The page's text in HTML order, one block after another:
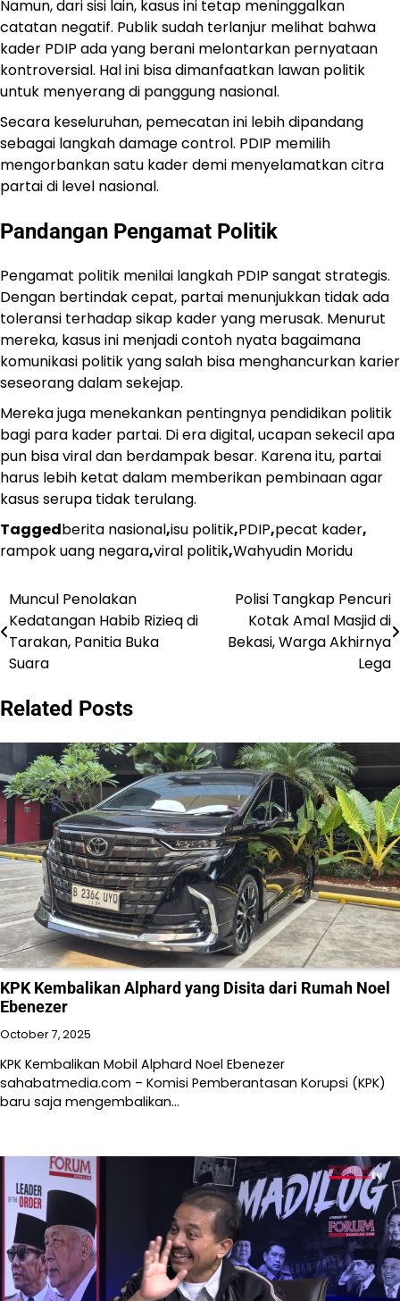
Namun, dari sisi lain, kasus ini tetap meninggalkan
catatan negatif. Publik sudah terlanjur melihat bahwa
kader PDIP ada yang berani melontarkan pernyataan
kontroversial. Hal ini bisa dimanfaatkan lawan politik
untuk menyerang di panggung nasional.
Secara keseluruhan, pemecatan ini lebih dipandang
sebagai langkah damage control. PDIP memilih
mengorbankan satu kader demi menyelamatkan citra
partai di level nasional.
Pandangan Pengamat Politik
Pengamat politik menilai langkah PDIP sangat strategis.
Dengan bertindak cepat, partai menunjukkan tidak ada
toleransi terhadap sikap kader yang merusak. Menurut
mereka, kasus ini menjadi contoh nyata bagaimana
komunikasi politik yang salah bisa menghancurkan karier
seseorang dalam sekejap.
Mereka juga menekankan pentingnya pendidikan politik
bagi para kader partai. Di era digital, ucapan sekecil apa
pun bisa viral dan berdampak besar. Karena itu, partai
harus lebih ketat dalam memberikan pembinaan agar
kasus serupa tidak terulang.
Taggedberita nasional,isu politik,PDIP,pecat kader,
rampok uang negara,viral politik,Wahyudin Moridu
Post
navigation
Muncul Penolakan
Kedatangan Habib Rizieq di
Tarakan, Panitia Buka
Suara
Polisi Tangkap Pencuri
Kotak Amal Masjid di
Bekasi, Warga Akhirnya
Lega
Related Posts
KPK Kembalikan Alphard yang Disita dari Rumah Noel
Ebenezer
October 7, 2025
KPK Kembalikan Mobil Alphard Noel Ebenezer
sahabatmedia.com – Komisi Pemberantasan Korupsi (KPK)
baru saja mengembalikan…